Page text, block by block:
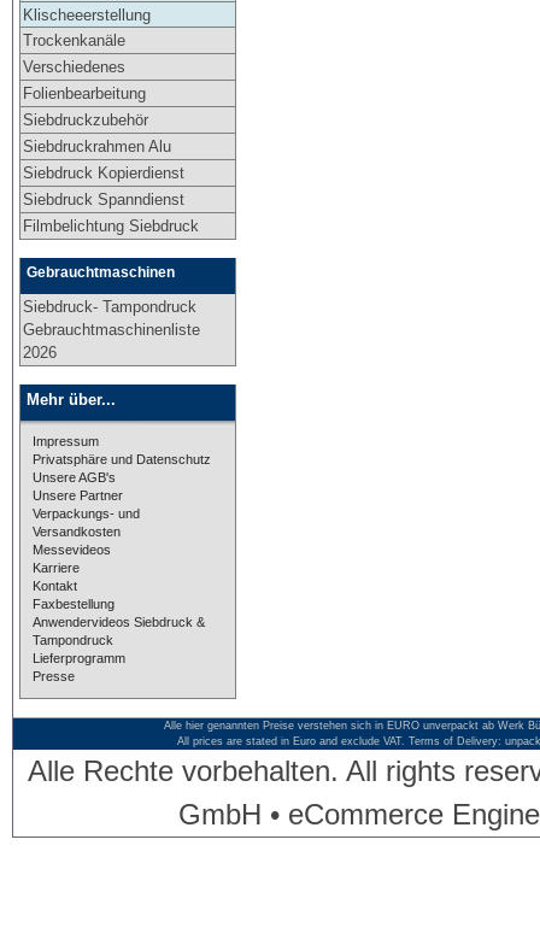
Klischeeerstellung
Trockenkanäle
Verschiedenes
Folienbearbeitung
Siebdruckzubehör
Siebdruckrahmen Alu
Siebdruck Kopierdienst
Siebdruck Spanndienst
Filmbelichtung Siebdruck
Gebrauchtmaschinen
Siebdruck- Tampondruck
Gebrauchtmaschinenliste
2026
Mehr über...
Impressum
Privatsphäre und Datenschutz
Unsere AGB's
Unsere Partner
Verpackungs- und
Versandkosten
Messevideos
Karriere
Kontakt
Faxbestellung
Anwendervideos Siebdruck &
Tampondruck
Lieferprogramm
Presse
Alle hier genannten Preise verstehen sich in EURO unverpackt ab Werk
All prices are stated in Euro and exclude VAT. Terms of Delivery:
Alle Rechte vorbehalten. All rights
GmbH • eCommerce